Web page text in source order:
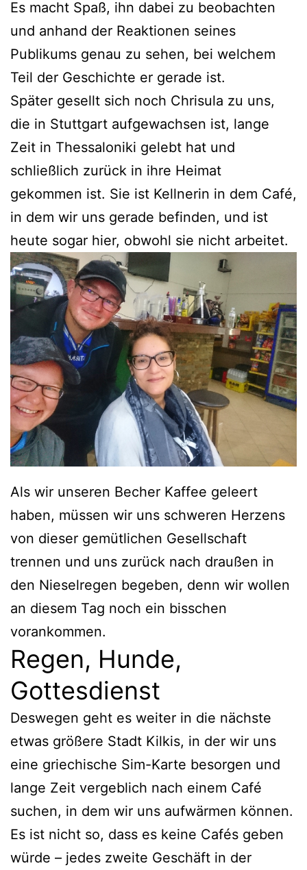
Es macht Spaß, ihn dabei zu beobachten
und anhand der Reaktionen seines
Publikums genau zu sehen, bei welchem
Teil der Geschichte er gerade ist.
Später gesellt sich noch Chrisula zu uns,
die in Stuttgart aufgewachsen ist, lange
Zeit in Thessaloniki gelebt hat und
schließlich zurück in ihre Heimat
gekommen ist. Sie ist Kellnerin in dem Café,
in dem wir uns gerade befinden, und ist
heute sogar hier, obwohl sie nicht arbeitet.
Als wir unseren Becher Kaffee geleert
haben, müssen wir uns schweren Herzens
von dieser gemütlichen Gesellschaft
trennen und uns zurück nach draußen in
den Nieselregen begeben, denn wir wollen
an diesem Tag noch ein bisschen
vorankommen.
Regen, Hunde,
Gottesdienst
Deswegen geht es weiter in die nächste
etwas größere Stadt Kilkis, in der wir uns
eine griechische Sim-Karte besorgen und
lange Zeit vergeblich nach einem Café
suchen, in dem wir uns aufwärmen können.
Es ist nicht so, dass es keine Cafés geben
würde – jedes zweite Geschäft in der